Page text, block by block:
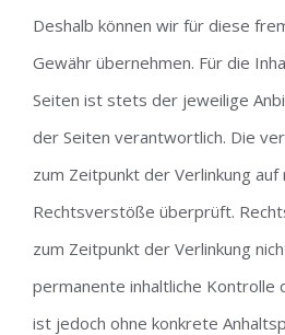
Deshalb können wir für diese
Gewähr übernehmen. Für die
Seiten ist stets der jeweilige
der Seiten verantwortlich. Die
zum Zeitpunkt der Verlinkung auf
Rechtsverstöße überprüft.
zum Zeitpunkt der Verlinkung
permanente inhaltliche Kontrolle
ist jedoch ohne konkrete